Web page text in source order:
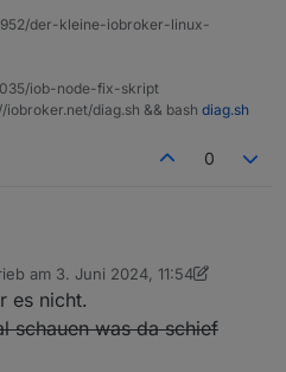
der-kleine-iobroker-linux-
iob-node-fix-skript
iobroker.net/diag.sh && bash diag.sh
0
Mal in den Spam-Ordner
am 3. Juni 2024, 11:54
editiert von carsten046. März
es nicht.
schauen was da schief